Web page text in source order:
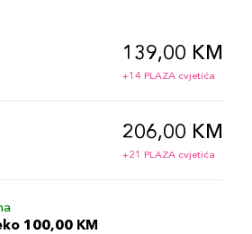
139,00 KM
+14 PLAZA cvjetića
206,00 KM
+21 PLAZA cvjetića
100,00 KM